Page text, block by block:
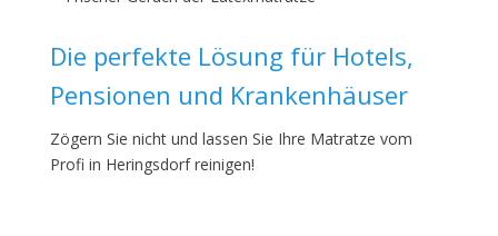
Die perfekte Lösung für Hotels,
Pensionen und Krankenhäuser
Zögern Sie nicht und lassen Sie Ihre Matratze vom
Profi in Heringsdorf reinigen!